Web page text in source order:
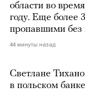
области во
году. Еще более
пропавшими без
44 минуты назад
Светлане
в польском